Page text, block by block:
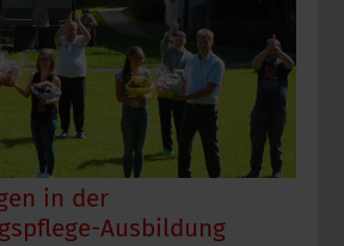
in der
Ausbildung